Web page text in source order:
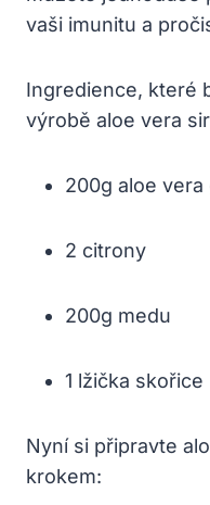
vaši imunitu a
Ingredience, které
výrobě aloe vera
200g aloe vera
2 citrony
200g medu
1 lžička skořice
Nyní si připravte
krokem: